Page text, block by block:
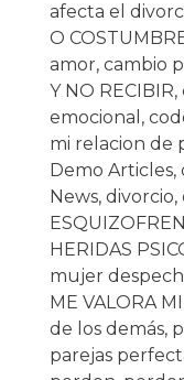
afecta el
O
amor, cambio
Y NO RECIBIR,
emocional ,
mi relacion de
Demo Articles,
News, divorcio,
HERIDAS
mujer
ME VALORA
de los demás,
parejas